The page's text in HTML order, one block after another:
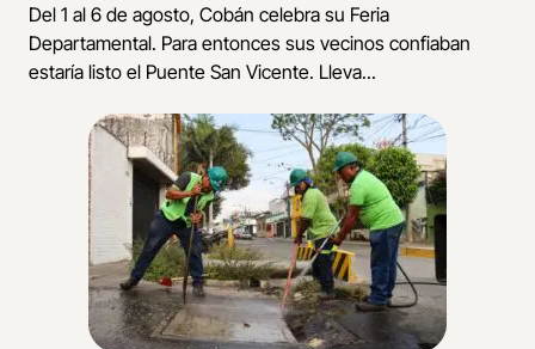
Del 1 al 6 de agosto, Cobán celebra su Feria
Departamental. Para entonces sus vecinos confiaban
estaría listo el Puente San Vicente. Lleva...